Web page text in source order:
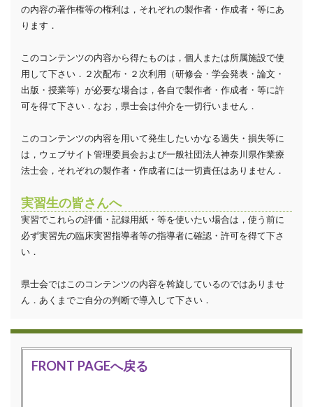
の内容の著作権等の権利は，それぞれの製作者・作成者・等にあ
ります．
このコンテンツの内容から得たものは，個人または所属施設で使
用して下さい．２次配布・２次利用（研修会・学会発表・論文・
出版・授業等）が必要な場合は，各自で製作者・作成者・等に許
可を得て下さい．なお，県士会は仲介を一切行いません．
このコンテンツの内容を用いて発生したいかなる過失・損失等に
は，ウェブサイト管理委員会および一般社団法人神奈川県作業療
法士会，それぞれの製作者・作成者には一切責任はありません．
実習生の皆さんへ
実習でこれらの評価・記録用紙・等を使いたい場合は，使う前に
必ず実習先の臨床実習指導者等の指導者に確認・許可を得て下さ
い．
県士会ではこのコンテンツの内容を斡旋しているのではありませ
ん．あくまでご自分の判断で導入して下さい．
FRONT PAGEへ戻る